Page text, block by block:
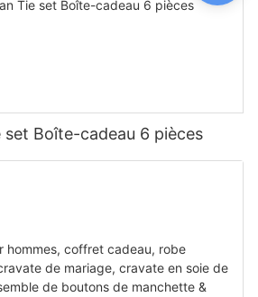
set Boîte-cadeau 6 pièces